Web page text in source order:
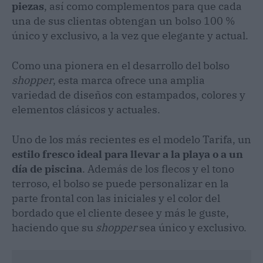
piezas, así como complementos para que cada
una de sus clientas obtengan un bolso 100 %
único y exclusivo, a la vez que elegante y actual.
Como una pionera en el desarrollo del bolso
shopper, esta marca ofrece una amplia
variedad de diseños con estampados, colores y
elementos clásicos y actuales.
Uno de los más recientes es el modelo Tarifa, un
estilo fresco ideal para llevar a la playa o a un
día de piscina. Además de los flecos y el tono
terroso, el bolso se puede personalizar en la
parte frontal con las iniciales y el color del
bordado que el cliente desee y más le guste,
haciendo que su shoppersea único y exclusivo.